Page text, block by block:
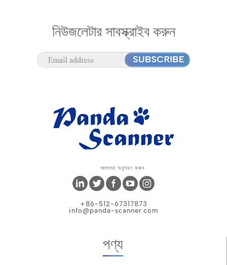
নিউজলেটার সাবস্ক্রাইব করুন
আমাদের অনুসরণ করুন
+86-512-67317873
info@panda-scanner.com
পণ্য